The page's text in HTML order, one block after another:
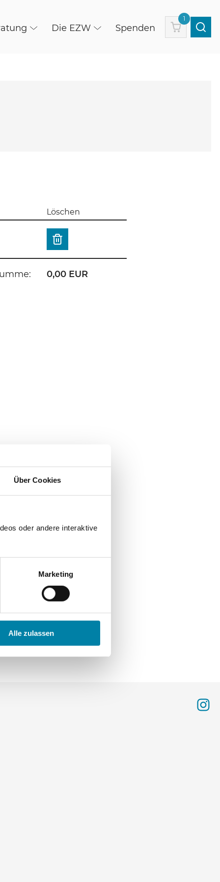
Über Cookies
oder andere interaktive
Marketing
Alle zulassen
Die EZW Spenden Warenkorb
1
Löschen
0,00 EUR